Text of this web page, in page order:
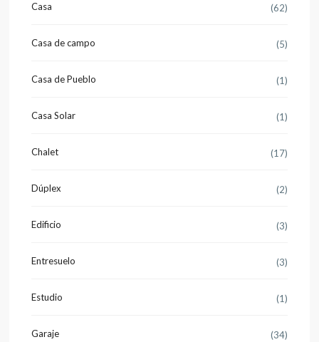
Casa (62)
Casa de campo (5)
Casa de Pueblo (1)
Casa Solar (1)
Chalet (17)
Dúplex (2)
Edificio (3)
Entresuelo (3)
Estudio (1)
Garaje (34)